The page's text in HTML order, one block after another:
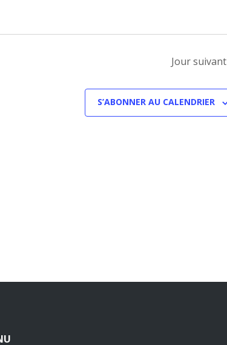
Jour suivant
S’ABONNER AU CALENDRIER